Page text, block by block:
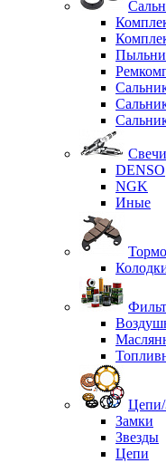
Свечи
DENSO
NGK
Иные
Цепи/
Замки
Звезды
Цепи